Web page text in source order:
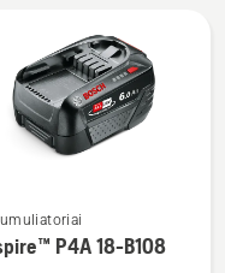
P4A 18-B108